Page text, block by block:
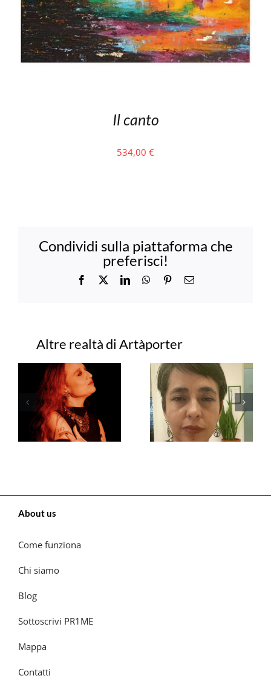
Il canto
534,00 €
Condividi sulla piattaforma che
preferisci!
Facebook LinkedInWhatsApp
PinterestEmail
Progetti correlati
About us
Come funziona
Chi siamo
Blog
Sottoscrivi PR1ME
Mappa
Contatti